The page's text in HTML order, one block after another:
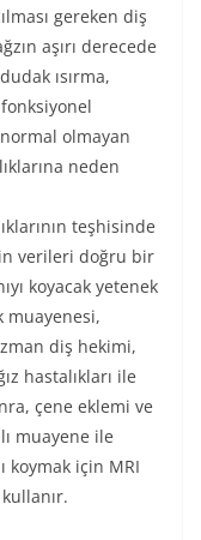
gereken diş
aşırı derecede
ısırma,
olmayan
neden
teşhisinde
verileri doğru bir
koyacak yetenek
muayenesi,
diş hekimi,
hastalıkları ile
çene eklemi ve
muayene ile
koymak için MRI